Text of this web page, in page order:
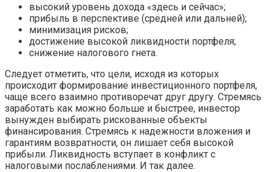
высокий уровень дохода «здесь и сейчас»;
прибыль в перспективе (средней или дальней);
минимизация рисков;
достижение высокой ликвидности портфеля;
снижение налогового гнета.
Следует отметить, что цели, исходя из которых
происходит формирование инвестиционного портфеля,
чаще всего взаимно противоречат друг другу. Стремясь
заработать как можно больше и быстрее, инвестор
вынужден выбирать рискованные объекты
финансирования. Стремясь к надежности вложения и
гарантиям возвратности, он лишает себя высокой
прибыли. Ликвидность вступает в конфликт с
налоговыми послаблениями. И так далее.